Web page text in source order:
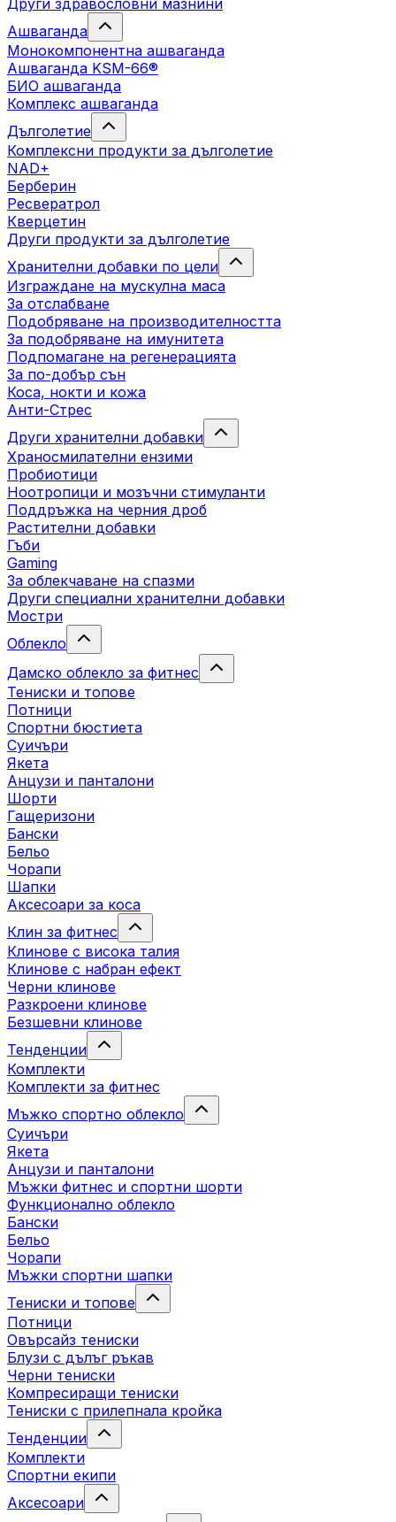
Други здравословни мазнини
Ашваганда
Монокомпонентна ашваганда
Ашваганда KSM-66®
БИО ашваганда
Комплекс ашваганда
Дълголетие
Комплексни продукти за дълголетие
NAD+
Берберин
Ресвератрол
Кверцетин
Други продукти за дълголетие
Хранителни добавки по цели
Изграждане на мускулна маса
За отслабване
Подобряване на производителността
За подобряване на имунитета
Подпомагане на регенерацията
За по-добър сън
Коса, нокти и кожа
Анти-Стрес
Други хранителни добавки
Храносмилателни ензими
Пробиотици
Ноотропици и мозъчни стимуланти
Поддръжка на черния дроб
Растителни добавки
Гъби
Gaming
За облекчаване на спазми
Други специални хранителни добавки
Мостри
Облекло
Дамско облекло за фитнес
Тениски и топове
Потници
Спортни бюстиета
Суичъри
Якета
Aнцузи и панталони
Шорти
Гащеризони
Бански
Бельо
Чорапи
Шапки
Аксесоари за коса
Клин за фитнес
Клинове с висока талия
Клинове с набран ефект
Черни клинове
Разкроени клинове
Безшевни клинове
Тенденции
Комплекти
Комплекти за фитнес
Мъжко спортно облекло
Суичъри
Якета
Aнцузи и панталони
Mъжки фитнес и спортни шорти
Функционално облекло
Бански
Бельо
Чорапи
Mъжки спортни шапки
Тениски и топове
Потници
Овърсайз тениски
Блузи с дълъг ръкав
Черни тениски
Компресиращи тениски
Тениски с прилепнала кройка
Тенденции
Комплекти
Спортни екипи
Аксесоари